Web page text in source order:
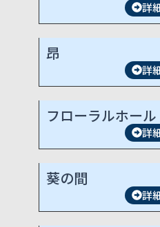
詳
昂
詳
フローラルホール
詳
葵の間
詳